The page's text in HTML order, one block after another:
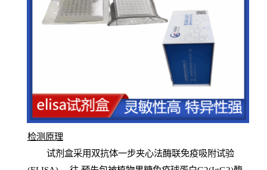
检测原理
试剂盒采用双抗体一步夹心法酶联免疫吸附试验